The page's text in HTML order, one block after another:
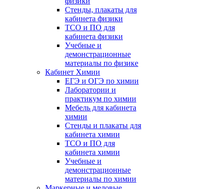
Стенды, плакаты для
кабинета физики
ТСО и ПО для
кабинета физики
Учебные и
демонстрационные
материалы по физике
Кабинет Химии
ЕГЭ и ОГЭ по химии
Лаборатории и
практикум по химии
Мебель для кабинета
химии
Стенды и плакаты для
кабинета химии
ТСО и ПО для
кабинета химии
Учебные и
демонстрационные
материалы по химии